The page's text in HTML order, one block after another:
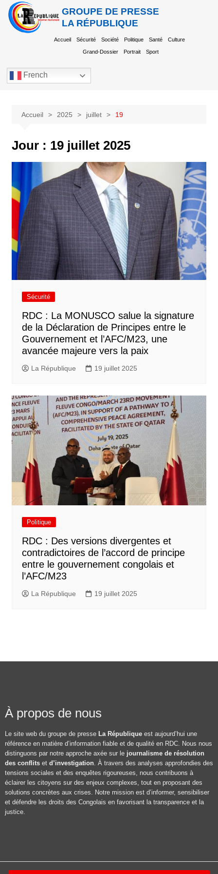
GROUPE DE PRESSE
LA RÉPUBLIQUE
Accueil Sécurité Société Politique Santé Culture
Grand-Dossier Portrait Sport
French
Accueil 2025 juillet 19
Jour : 19 juillet 2025
Sécurité
RDC : La MONUSCO salue la signature
de la Déclaration de Principes entre le
Gouvernement et l’AFC/M23, une
avancée majeure vers la paix
La République 19 juillet 2025
Politique
RDC : Des versions divergentes et
contradictoires de l’accord de principe
entre le gouvernement congolais et
l’AFC/M23
La République 19 juillet 2025
À propos de nous
Le site web du groupe de presse La République est aujourd’hui une
référence en matière d’information fiable et de qualité en RDC. Nous nous
distinguons par notre approche axée sur le journalisme de résolution
des conflits et d’investigation. À travers des analyses approfondies des
tensions sociales et des enquêtes rigoureuses, nous contribuons à
éclairer les citoyens sur des enjeux complexes, tout en proposant des
solutions concrètes aux crises. Notre mission est d’informer, sensibiliser
et défendre les droits des Congolais en favorisant la transparence et la
justice.